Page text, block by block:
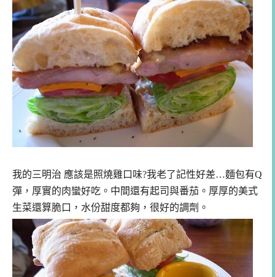
我的三明治 應該是照燒雞口味?我老了記性好差…麵包有Q
彈，厚實的肉蠻好吃。中間還有起司與番茄。厚厚的美式
生菜還算脆口，水份甜度都夠，很好的調劑。